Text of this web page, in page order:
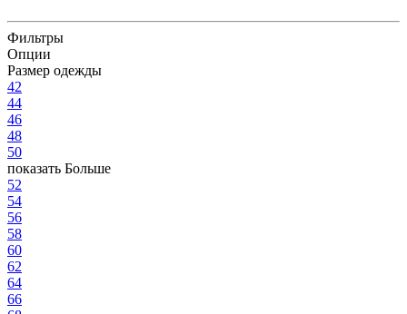
Фильтры
Опции
Размер одежды
42
44
46
48
50
показать Больше
52
54
56
58
60
62
64
66